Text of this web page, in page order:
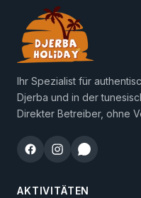
Ihr Spezialist für
Djerba und in der
Direkter Betreiber, ohne
AKTIVITÄTEN